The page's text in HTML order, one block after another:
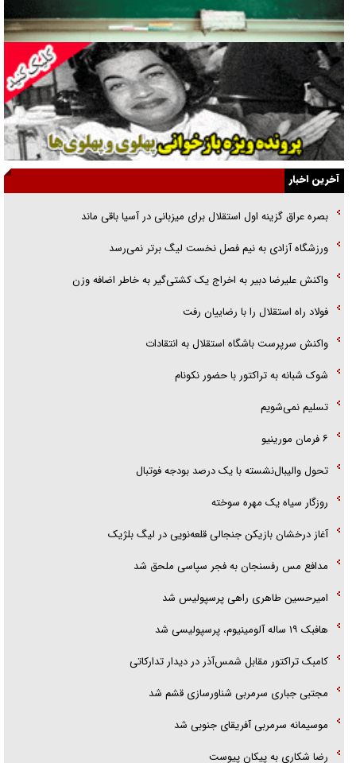
گفت‌وگو با همسر یکی از شهدای جنگ رمضان/ پیکر بی‌سر شهید را از
انگشت‌های پا شناسایی کردیم
نسلی که آنلاین الگو می‌گیرد
گفت‌وگو با آیت‌الله جاودان/ جفای مخالفان مکانت معنوی رهبر شهید را
ارتقا می‌داد
راننده مست به قانون می‌خندد
همه آقای دوربینی شده‌ایم!
قصه ناتمام سرویس مدارس
آیا مقاومت فلسطین خلع‌سلاح می‌شود؟
آخرین اخبار
بصره عراق گزینه اول استقلال برای میزبانی در آسیا باقی ماند
ورزشگاه آزادی به نیم فصل نخست لیگ برتر نمی‌رسد
واکنش علیرضا دبیر به اخراج یک کشتی‌گیر به خاطر اضافه وزن
فولاد راه استقلال را با رضاییان رفت
واکنش سرپرست باشگاه استقلال به انتقادات
شوک شبانه به تراکتور با حضور نکونام
تسلیم نمی‌شویم
۶ فرمان مورینیو
تحول والیبال‌نشسته با یک درصد بودجه فوتبال
روزگار سیاه یک مهره سوخته
آغاز درخشان بازیکن جنجالی قلعه‌نویی در لیگ بلژیک
مدافع مس رفسنجان به فجر سپاسی ملحق شد
امیرحسین طاهری راهی پرسپولیس شد
هافبک ۱۹ ساله آلومینیوم، پرسپولیسی شد
کامبک تراکتور مقابل شمس‌آذر در دیدار تدارکاتی
مجتبی جباری سرمربی شناورسازی قشم شد
موسیمانه سرمربی آفریقای جنوبی شد
رضا شکاری به پیکان پیوست